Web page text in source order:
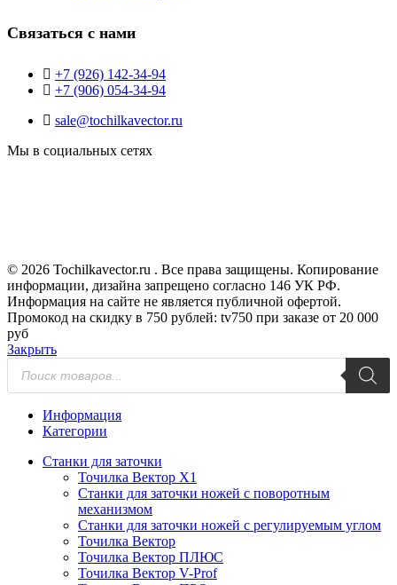
Связаться с нами
+7 (926) 142-34-94
+7 (906) 054-34-94
sale@tochilkavector.ru
Мы в социальных сетях
© 2026 Tochilkavector.ru . Все права защищены. Копирование
информации, дизайна запрещено согласно 146 УК РФ.
Информация на сайте не является публичной офертой.
Промокод на скидку в 750 рублей: tv750 при заказе от 20 000
руб
Закрыть
Поиск
товаров
Информация
Категории
Станки для заточки
Точилка Вектор X1
Станки для заточки ножей с поворотным
механизмом
Станки для заточки ножей с регулируемым углом
Точилка Вектор
Точилка Вектор ПЛЮС
Точилка Вектор V-Prof